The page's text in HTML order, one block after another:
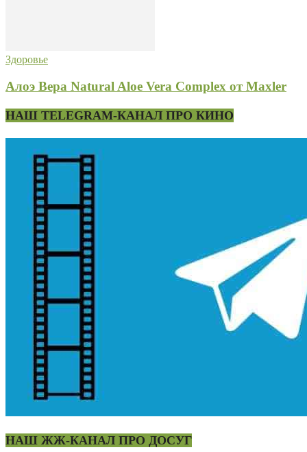
Здоровье
Алоэ Вера Natural Aloe Vera Complex от Maxler
НАШ TELEGRAM-КАНАЛ ПРО КИНО
НАШ ЖЖ-КАНАЛ ПРО ДОСУГ